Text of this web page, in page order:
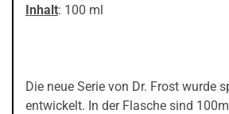
Inhalt: 100 ml
Die neue Serie von Dr. Frost wurde
entwickelt. In der Flasche sind